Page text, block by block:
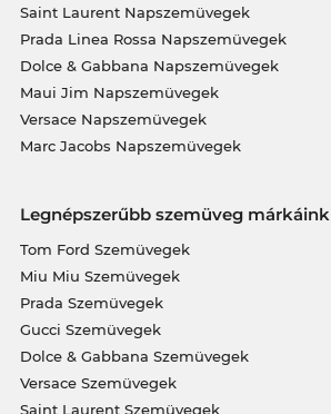
Saint Laurent Napszemüvegek
Prada Linea Rossa Napszemüvegek
Dolce & Gabbana Napszemüvegek
Maui Jim Napszemüvegek
Versace Napszemüvegek
Marc Jacobs Napszemüvegek
Legnépszerűbb szemüveg márkáink
Tom Ford Szemüvegek
Miu Miu Szemüvegek
Prada Szemüvegek
Gucci Szemüvegek
Dolce & Gabbana Szemüvegek
Versace Szemüvegek
Saint Laurent Szemüvegek